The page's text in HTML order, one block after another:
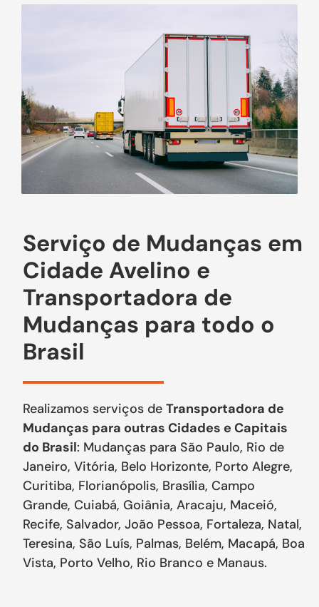
Serviço de Mudanças em
Cidade Avelino e
Transportadora de
Mudanças para todo o
Brasil
Realizamos serviços de Transportadora de
Mudanças para outras Cidades e Capitais
do Brasil: Mudanças para São Paulo, Rio de
Janeiro, Vitória, Belo Horizonte, Porto Alegre,
Curitiba, Florianópolis, Brasília, Campo
Grande, Cuiabá, Goiânia, Aracaju, Maceió,
Recife, Salvador, João Pessoa, Fortaleza, Natal,
Teresina, São Luís, Palmas, Belém, Macapá, Boa
Vista, Porto Velho, Rio Branco e Manaus.